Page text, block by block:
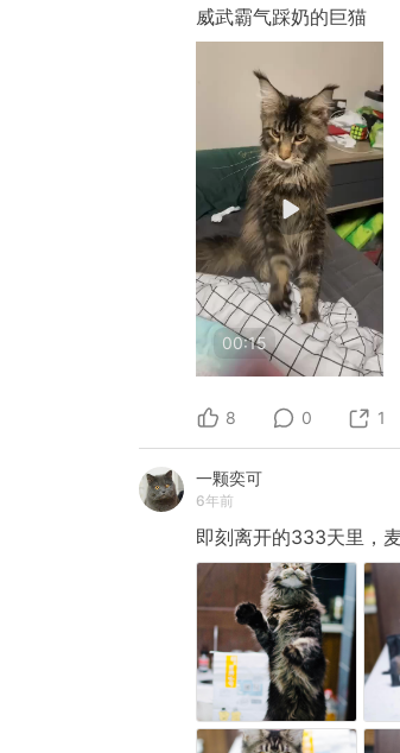
威武霸气踩奶的巨猫
00:15
8 0 1
一颗奕可
6年前
即刻离开的333天里，